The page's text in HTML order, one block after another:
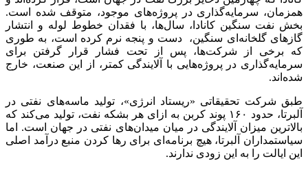
همزمان، سرمایه‌گذاری در پروژه‌های موجود، متوقف شده است.
بخش نفت سنگین کانادا، سال‌ها، با فقدان خطوط لوله و انتشار
گازهای گلخانه‌ای سنگین، دست و پنجه نرم کرده است، به طوری
که برخی از شرکت‌ها، پس از تحت فشار قرار گرفتن برای
سرمایه‌گذاری در پروژه‌هایی با آلایندگی کمتر، از این صنعت، خارج
شده‌اند.
طبق شرکت تحقیقاتی «ریستاد انرژی»، تولید ماسه‌های نفتی در
آلبرتا، حدود ۱۶۰ پوند کربن به ازای هر بشکه نفت، تولید می‌کند که
بالاترین میزان آلایندگی در میان میدان‌های نفتی در جهان است. اما
سیاستمداران آلبرتا، هیچ برنامه‌ای برای رها کردن منبع درآمد اصلی
این ایالت را به این زودی ندارند.